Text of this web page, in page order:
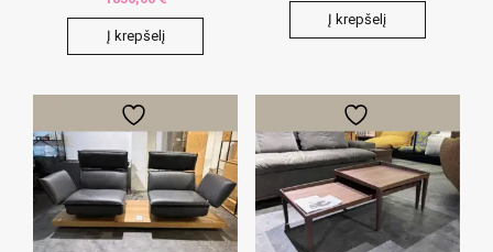
Į krepšelį
Į krepšelį